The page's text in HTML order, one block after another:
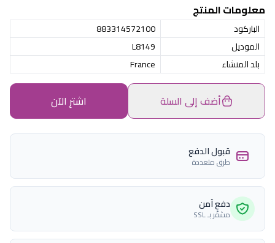
معلومات المنتج
الباركود
883314572100
الموديل
L8149
بلد المنشاء
France
أضف إلى السلة اشترِ الآن
قبول الدفع
طرق متعددة
دفع آمن
مشفّر بـ SSL